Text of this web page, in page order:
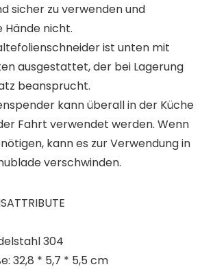
sicher zu verwenden und
Hände nicht.
ist unten mit
ausgestattet, der bei Lagerung
beansprucht.
kann überall in der Küche
Fahrt verwendet werden. Wenn
kann es zur Verwendung in
verschwinden.
304
32,8 * 5,7 * 5,5 cm